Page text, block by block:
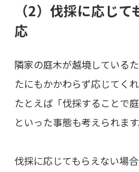
（2）伐採に応じ
応
隣家の庭木が越境している
たにもかかわらず応じてく
たとえば「伐採することで
といった事態も考えられます
伐採に応じてもらえない場